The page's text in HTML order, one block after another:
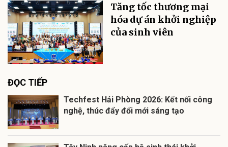
Tăng tốc thương mại
hóa dự án khởi nghiệp
của sinh viên
ĐỌC TIẾP
Techfest Hải Phòng 2026: Kết nối công
nghệ, thúc đẩy đổi mới sáng tạo